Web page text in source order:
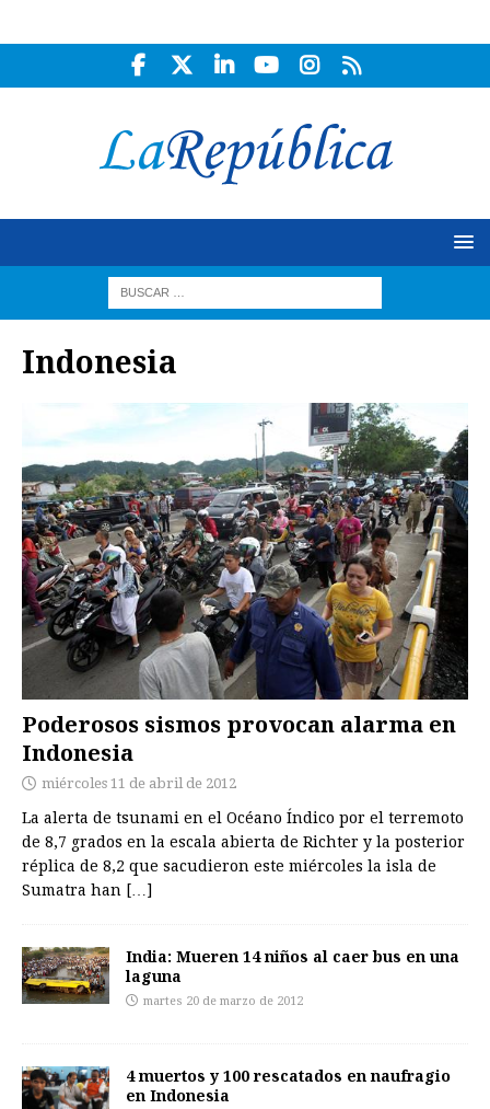
Indonesia
Poderosos sismos provocan alarma en
Indonesia
miércoles 11 de abril de 2012
La alerta de tsunami en el Océano Índico por el terremoto
de 8,7 grados en la escala abierta de Richter y la posterior
réplica de 8,2 que sacudieron este miércoles la isla de
Sumatra han […]
India: Mueren 14 niños al caer bus en una
laguna
martes 20 de marzo de 2012
4 muertos y 100 rescatados en naufragio
en Indonesia